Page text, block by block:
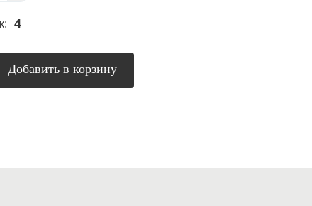
4
Добавить в корзину